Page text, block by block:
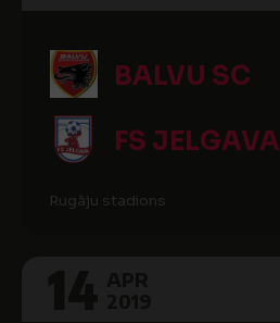
BALVU SC
FS JELGAVA
Rugāju stadions